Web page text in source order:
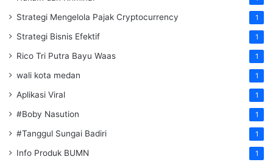
Strategi Mengelola Pajak Cryptocurrency 1
Strategi Bisnis Efektif 1
Rico Tri Putra Bayu Waas 1
wali kota medan 1
Aplikasi Viral 1
#Boby Nasution 1
#Tanggul Sungai Badiri 1
Info Produk BUMN 1